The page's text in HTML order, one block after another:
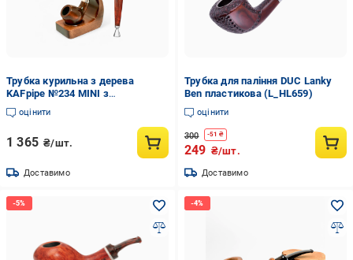
Трубка курильна з дерева
KAFpipe №234 MINI з
підставкою KAF2 та тампером
(31020819)
оцінити
1 365 ₴/шт.
Доставимо
Трубка для паління DUC Lanky
Ben пластикова (L_HL659)
оцінити
300 -51 ₴
249 ₴/шт.
Доставимо